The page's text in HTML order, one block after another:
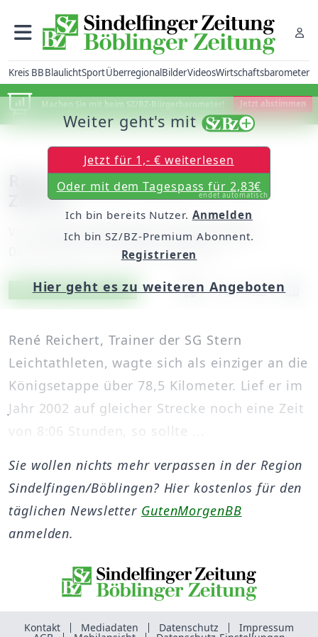
Kreis BBBlaulichtSportÜberregionalBilderVideosWirtschaftsbarometer
Machen Sie mit beim SZ/BZ-Bürgerbarometer! Jetzt abstimmen
René Reichert beißt auf die
Zähne
unserem Mitarbeiter Christian Böhm
Donnerstag, 31. Juli 2008, 00:00 Uhr
Artikel vorlesen
Exklusiv für Abonnenten
René Reichert, Trainer der SG Stern
Leichtathleten, wagte sich als einziger an die
Königsetappe über 78,5 Kilometer. Lief er im
Jahr 2002 auf gleicher Strecke noch eine Zeit
von 8:06 Stunden, so sollte ...
Weiter geht's mit
Jetzt für 1,- € weiterlesen
Oder mit dem Tagespass für 2,83€
endet automatisch
Ich bin bereits Nutzer. Anmelden
Ich bin SZ/BZ-Premium Abonnent.
Registrieren
Hier geht es zu weiteren Angeboten
Sie wollen nichts mehr verpassen in der Region
Sindelfingen/Böblingen? Hier kostenlos für den
täglichen Newsletter GutenMorgenBB
anmelden.
Kontakt Mediadaten Datenschutz Impressum